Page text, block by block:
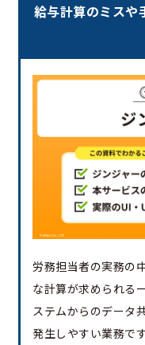
給与計算のミスや
労務担当者の実務の
な計算が求められる
ステムからのデータ
発生しやすい業務です